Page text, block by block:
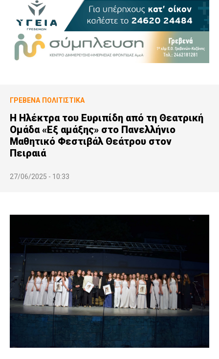
ΓΡΕΒΕΝΆ ΠΟΛΙΤΙΣΤΙΚΆ
Η Ηλέκτρα του Ευριπίδη από τη Θεατρική
Ομάδα «Εξ αμάξης» στο Πανελλήνιο
Μαθητικό Φεστιβάλ Θεάτρου στον
Πειραιά
27/06/2025 - 10:33